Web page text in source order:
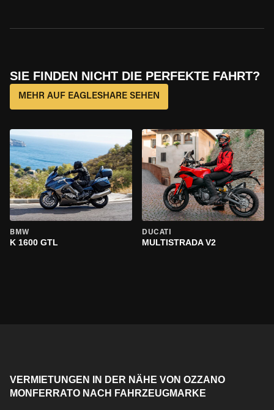
SIE FINDEN NICHT DIE PERFEKTE FAHRT?
MEHR AUF EAGLESHARE SEHEN
BMW
K 1600 GTL
DUCATI
MULTISTRADA V2
VERMIETUNGEN IN DER NÄHE VON OZZANO
MONFERRATO NACH FAHRZEUGMARKE